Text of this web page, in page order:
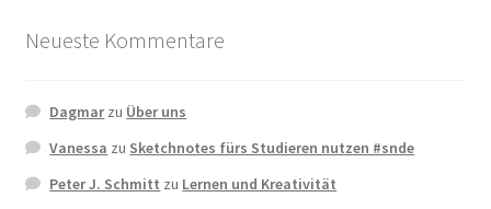
Neueste Kommentare
Dagmarzu Über uns
Vanessa zu Sketchnotes fürs Studieren nutzen #snde
Peter J. Schmitt zu Lernen und Kreativität